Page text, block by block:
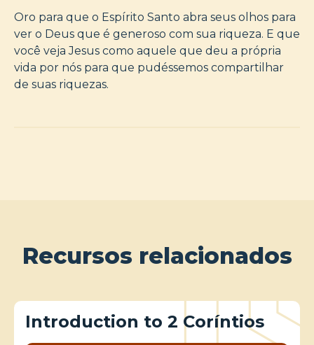
Oro para que o Espírito Santo abra seus olhos para
ver o Deus que é generoso com sua riqueza. E que
você veja Jesus como aquele que deu a própria
vida por nós para que pudéssemos compartilhar
de suas riquezas.
Recursos relacionados
Introduction to 2 Coríntios